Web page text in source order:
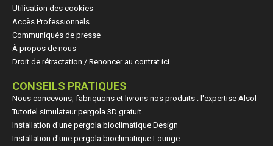
Utilisation des cookies
Accès Professionnels
Communiqués de presse
À propos de nous
Droit de rétractation / Renoncer au contrat ici
CONSEILS PRATIQUES
Nous concevons, fabriquons et livrons nos produits : l'expertise Alsol
Tutoriel simulateur pergola 3D gratuit
Installation d'une pergola bioclimatique Design
Installation d'une pergola bioclimatique Lounge